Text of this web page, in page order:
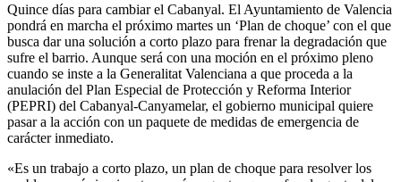
Quince días para cambiar el Cabanyal. El Ayuntamiento de Valencia
pondrá en marcha el próximo martes un ‘Plan de choque’ con el que
busca dar una solución a corto plazo para frenar la degradación que
sufre el barrio. Aunque será con una moción en el próximo pleno
cuando se inste a la Generalitat Valenciana a que proceda a la
anulación del Plan Especial de Protección y Reforma Interior
(PEPRI) del Cabanyal-Canyamelar, el gobierno municipal quiere
pasar a la acción con un paquete de medidas de emergencia de
carácter inmediato.
«Es un trabajo a corto plazo, un plan de choque para resolver los